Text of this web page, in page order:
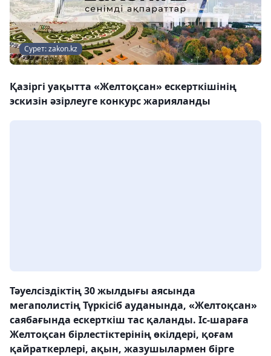
Сурет: zakon.kz
Қазіргі уақытта «Желтоқсан» ескерткішінің
эскизін әзірлеуге конкурс жарияланды
Тәуелсіздіктің 30 жылдығы аясында
мегаполистің Түркісіб ауданында, «Желтоқсан»
саябағында ескерткіш тас қаланды. Іс-шараға
Желтоқсан бірлестіктерінің өкілдері, қоғам
қайраткерлері, ақын, жазушылармен бірге